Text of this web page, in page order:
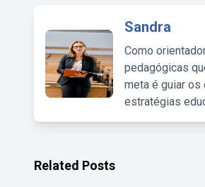
Sandra
Como
pedagógicas
meta é guiar os
estratégias
Related Posts